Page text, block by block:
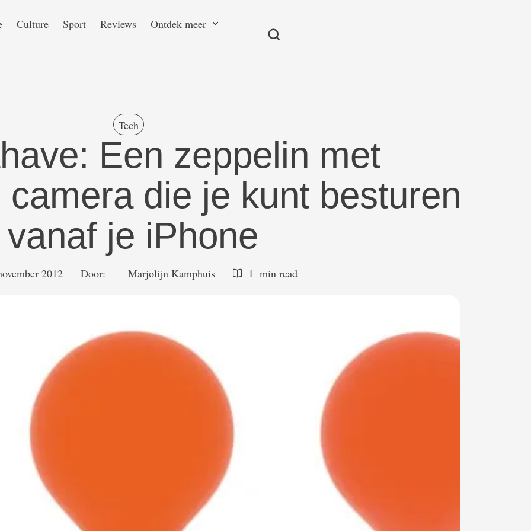
Culture Sport Reviews Ontdek meer
Tech
Een zeppelin met
die je kunt besturen
vanaf je iPhone
2012 Door: Marjolijn Kamphuis 1 min read